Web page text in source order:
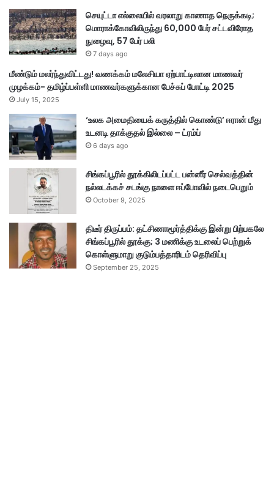
செயுட்டா எல்லையில் வரலாறு காணாத நெருக்கடி;
மொராக்கோவிலிருந்து 60,000 பேர் சட்டவிரோத
நுழைவு, 57 பேர் பலி
7 days ago
மீண்டும் மலர்ந்துவிட்டது! வணக்கம் மலேசியா ஏற்பாட்டிலான மாணவர்
முழக்கம்- தமிழ்ப்பள்ளி மாணவர்களுக்கான பேச்சுப் போட்டி 2025
July 15, 2025
‘உலக அமைதியைக் கருத்தில் கொண்டு’ ஈரான் மீது
உடனடி தாக்குதல் இல்லை – ட்ரம்ப்
6 days ago
சிங்கப்பூரில் தூக்கிலிடப்பட்ட பன்னீர் செல்வத்தின்
நல்லடக்கச் சடங்கு நாளை ஈப்போவில் நடைபெறும்
October 9, 2025
திடீர் திருப்பம்: தட்சிணாமூர்த்திக்கு இன்று பிற்பகலே
சிங்கப்பூரில் தூக்கு; 3 மணிக்கு உடலைப் பெற்றுக்
கொள்ளுமாறு குடும்பத்தாரிடம் தெரிவிப்பு
September 25, 2025